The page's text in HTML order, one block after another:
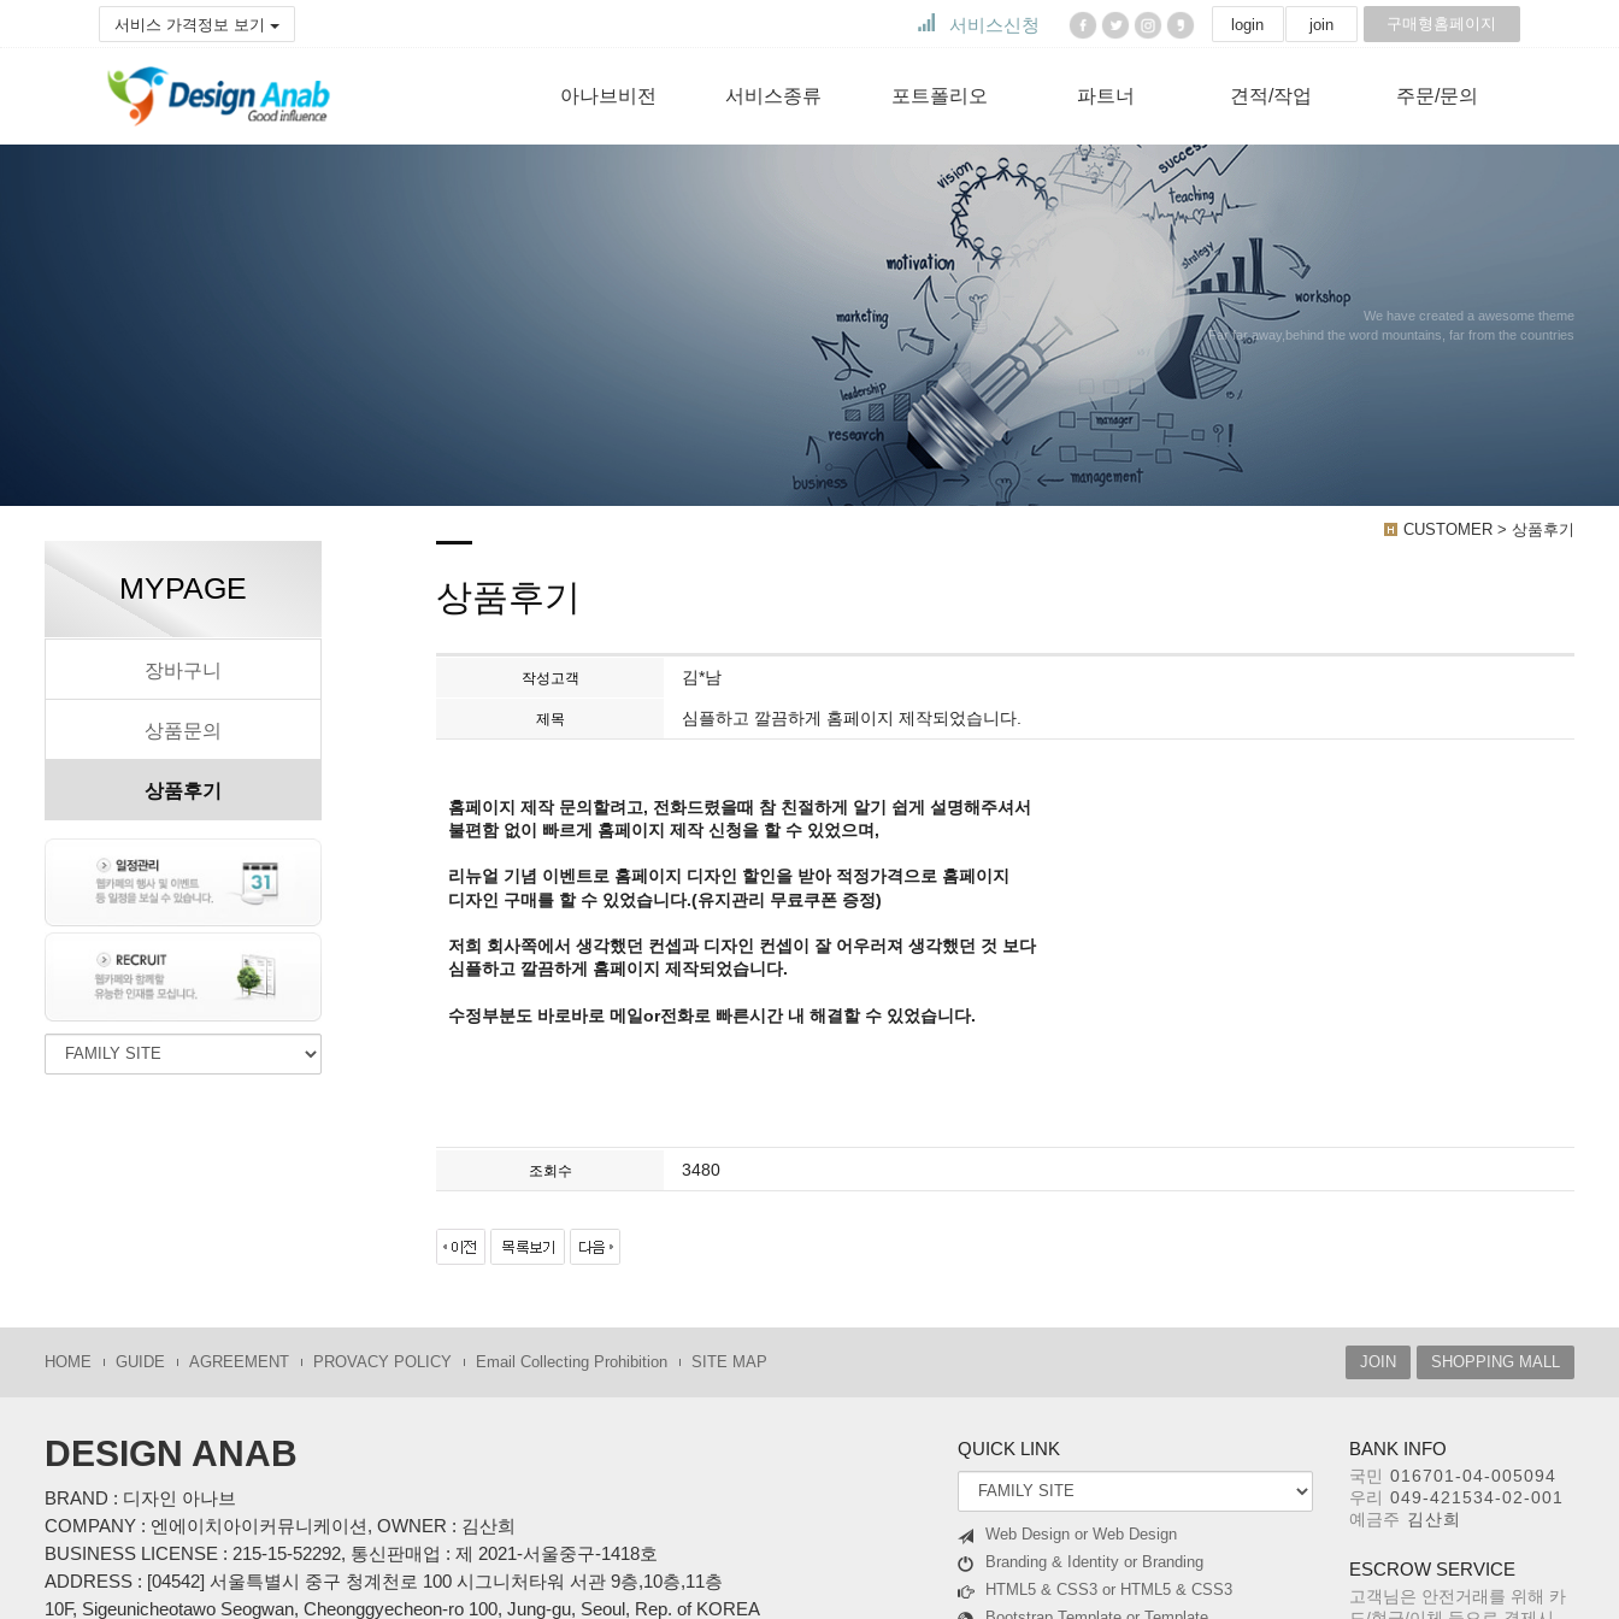
서비스신청 login join 구매형홈페이지
서비스 가격정보 보기
아나브비전 서비스종류 포트폴리오 파트너 견적/작업 주문/문의
We have created a awesome theme
Far far away,behind the word mountains, far from the countries
CUSTOMER > 상품후기
MYPAGE
장바구니
상품문의
상품후기
상품후기
작성고객 김*남
제목 심플하고 깔끔하게 홈페이지 제작되었습니다.
홈페이지 제작 문의할려고, 전화드렸을때 참 친절하게 알기 쉽게 설명해주셔서
불편함 없이 빠르게 홈페이지 제작 신청을 할 수 있었으며,
리뉴얼 기념 이벤트로 홈페이지 디자인 할인을 받아 적정가격으로 홈페이지
디자인 구매를 할 수 있었습니다.(유지관리 무료쿠폰 증정)
저희 회사쪽에서 생각했던 컨셉과 디자인 컨셉이 잘 어우러져 생각했던 것 보다
심플하고 깔끔하게 홈페이지 제작되었습니다.
수정부분도 바로바로 메일or전화로 빠른시간 내 해결할 수 있었습니다.
조회수 3480
HOME GUIDE AGREEMENT PROVACY POLICY Email Collecting Prohibition SITE MAP JOIN SHOPPING MALL
DESIGN ANAB
BRAND : 디자인 아나브
COMPANY : 엔에이치아이커뮤니케이션, OWNER : 김산희
BUSINESS LICENSE : 215-15-52292, 통신판매업 : 제 2021-서울중구-1418호
ADDRESS : [04542] 서울특별시 중구 청계천로 100 시그니처타워 서관 9층,10층,11층
10F, Sigeunicheotawo Seogwan, Cheonggyecheon-ro 100, Jung-gu, Seoul, Rep. of KOREA
QUICK LINK
Web Design or Web Design
Branding & Identity or Branding
HTML5 & CSS3 or HTML5 & CSS3
BANK INFO
국민 016701-04-005094
우리 049-421534-02-001
예금주 김산희
ESCROW SERVICE
고객님은 안전거래를 위해 카